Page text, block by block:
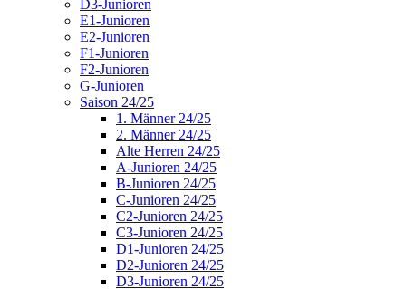
D3-Junioren
E1-Junioren
E2-Junioren
F1-Junioren
F2-Junioren
G-Junioren
Saison 24/25
1. Männer 24/25
2. Männer 24/25
Alte Herren 24/25
A-Junioren 24/25
B-Junioren 24/25
C-Junioren 24/25
C2-Junioren 24/25
C3-Junioren 24/25
D1-Junioren 24/25
D2-Junioren 24/25
D3-Junioren 24/25